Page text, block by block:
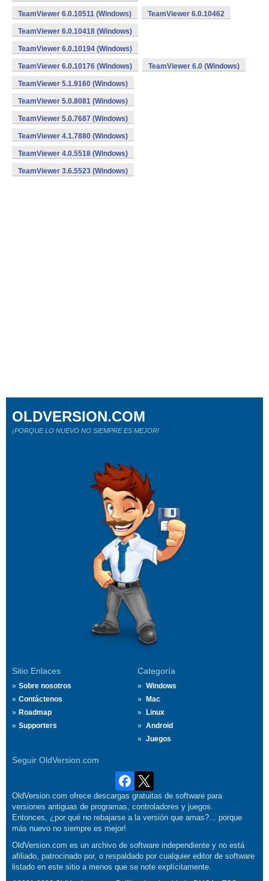
TeamViewer 6.0.10511 (Windows) TeamViewer 6.0.10462
TeamViewer 6.0.10418 (Windows)
TeamViewer 6.0.10194 (Windows)
TeamViewer 6.0.10176 (Windows) TeamViewer 6.0 (Windows)
TeamViewer 5.1.9160 (Windows)
TeamViewer 5.0.8081 (Windows)
TeamViewer 5.0.7687 (Windows)
TeamViewer 4.1.7880 (Windows)
TeamViewer 4.0.5518 (Windows)
TeamViewer 3.6.5523 (Windows)
Sitio Enlaces
Sobre nosotros
Contáctenos
Roadmap
Supporters
Categoría
Windows
Mac
Linux
Android
Juegos
Seguir OldVersion.com
OLDVERSION.COM
¡PORQUE LO NUEVO NO SIEMPRE ES MEJOR!
OldVersion.com ofrece descargas gratuitas de software para
versiones antiguas de programas, controladores y juegos.
Entonces, ¿por qué no rebajarse a la versión que amas?... porque
más nuevo no siempre es mejor!
OldVersion.com es un archivo de software independiente y no está
afiliado, patrocinado por, o respaldado por cualquier editor de software
listado en este sitio a menos que se note explícitamente.